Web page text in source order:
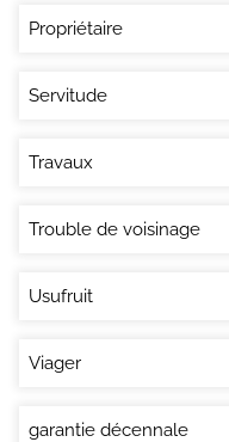
Propriétaire
Servitude
Travaux
Trouble de voisinage
Usufruit
Viager
garantie décennale